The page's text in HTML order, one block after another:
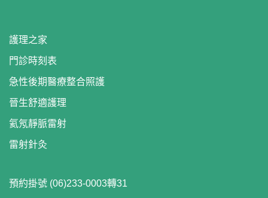
護理之家
門診時刻表
急性後期醫療整合照護
晉生舒適護理
氦氖靜脈雷射
雷射針灸
預約掛號 (06)233-0003轉31